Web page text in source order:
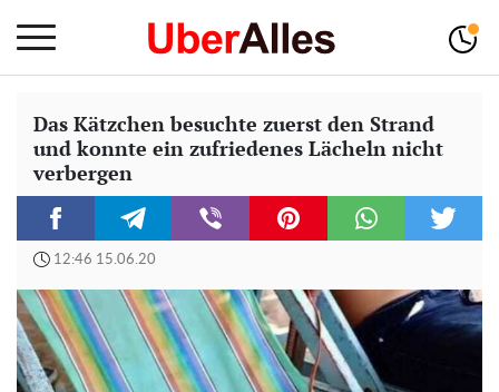
Das Kätzchen besuchte zuerst den Strand
und konnte ein zufriedenes Lächeln nicht
verbergen
12:46 15.06.20